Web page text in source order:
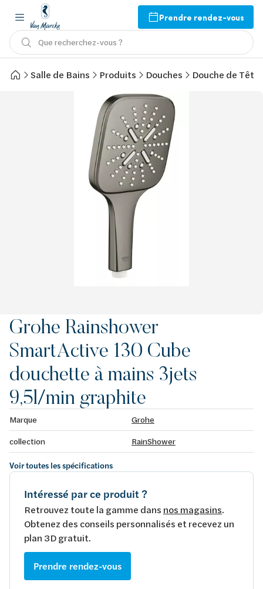
Prendre rendez-vous
Que recherchez-vous ?
Salle de Bains Produits Douches Douche de Tête
Grohe Rainshower
SmartActive 130 Cube
douchette à mains 3jets
9,5l/min graphite
Marque
Grohe
collection
RainShower
Voir toutes les spécifications
Intéressé par ce produit ?
Retrouvez toute la gamme dans nos magasins.
Obtenez des conseils personnalisés et recevez un
plan 3D gratuit.
Prendre rendez-vous